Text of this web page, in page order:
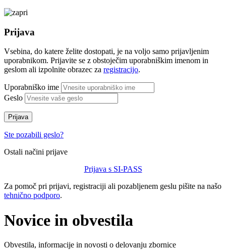
Prijava
Vsebina, do katere želite dostopati, je na voljo samo prijavljenim
uporabnikom. Prijavite se z obstoječim uporabniškim imenom in
geslom ali izpolnite obrazec za registracijo.
Uporabniško ime
Geslo
Prijava
Ste pozabili geslo?
Ostali načini prijave
Prijava s SI-PASS
Za pomoč pri prijavi, registraciji ali pozabljenem geslu pišite na našo
tehnično podporo.
Novice in obvestila
Obvestila, informacije in novosti o delovanju zbornice